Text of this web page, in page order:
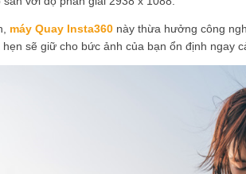
máy Quay Insta360 này thừa hưởng công
sẽ giữ cho bức ảnh của bạn ổn định ngay